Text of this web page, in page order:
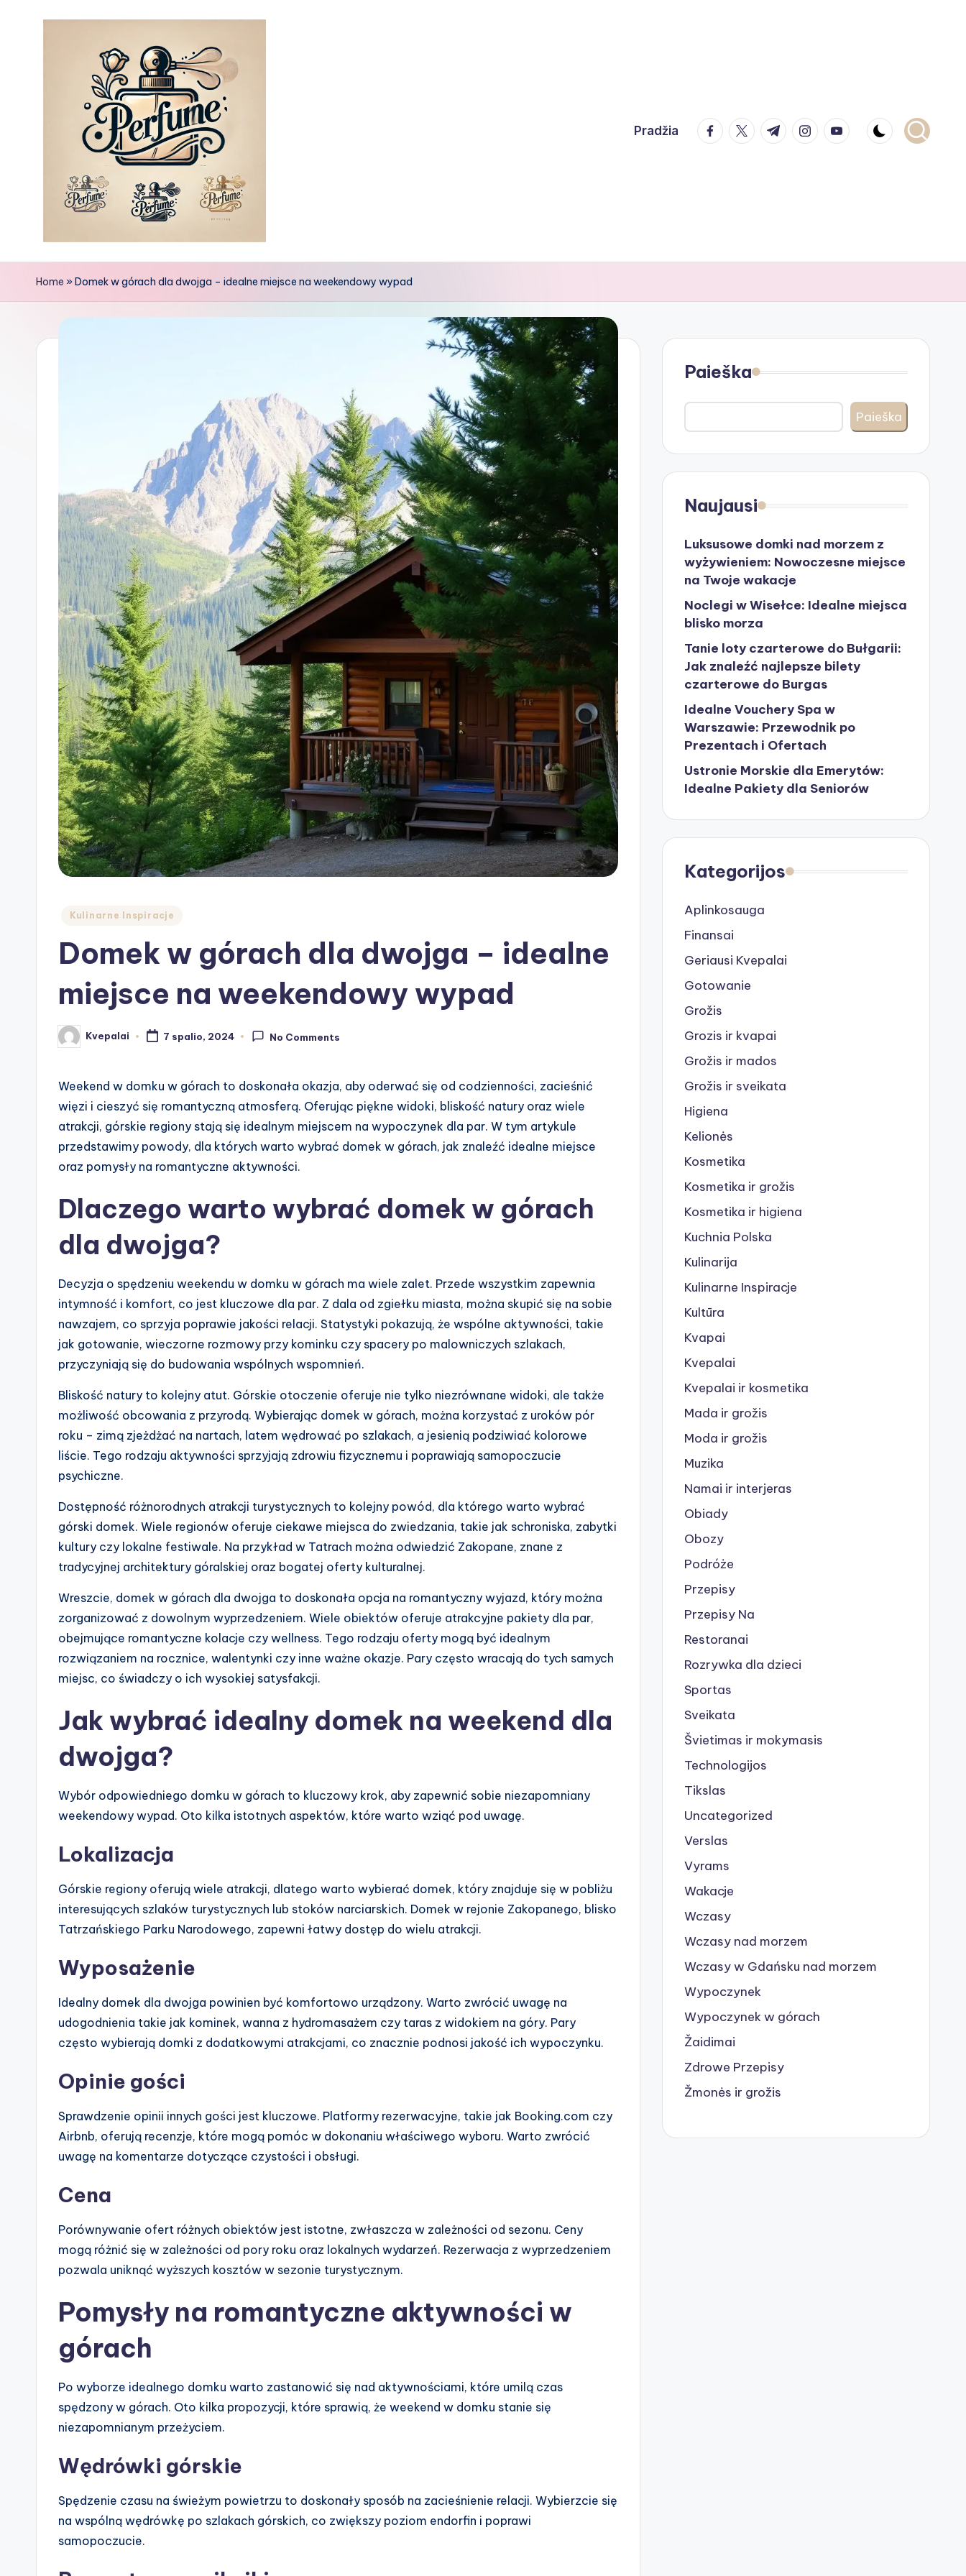
Pradžia facebook.com
twitter.com
t.me instagram.com
youtube.com
Home »Domek w górach dla dwojga – idealne miejsce na weekendowy wypad
Posted
Kulinarne Inspiracje
Domek w górach dla dwojga – idealne
miejsce na weekendowy wypad
Posted
by
Kvepalai 7 spalio, 2024 No Comments
Weekend w domku w górach to doskonała okazja, aby oderwać się od codzienności, zacieśnić
więzi i cieszyć się romantyczną atmosferą. Oferując piękne widoki, bliskość natury oraz wiele
atrakcji, górskie regiony stają się idealnym miejscem na wypoczynek dla par. W tym artykule
przedstawimy powody, dla których warto wybrać domek w górach, jak znaleźć idealne miejsce
oraz pomysły na romantyczne aktywności.
Dlaczego warto wybrać domek w górach
dla dwojga?
Decyzja o spędzeniu weekendu w domku w górach ma wiele zalet. Przede wszystkim zapewnia
intymność i komfort, co jest kluczowe dla par. Z dala od zgiełku miasta, można skupić się na sobie
nawzajem, co sprzyja poprawie jakości relacji. Statystyki pokazują, że wspólne aktywności, takie
jak gotowanie, wieczorne rozmowy przy kominku czy spacery po malowniczych szlakach,
przyczyniają się do budowania wspólnych wspomnień.
Bliskość natury to kolejny atut. Górskie otoczenie oferuje nie tylko niezrównane widoki, ale także
możliwość obcowania z przyrodą. Wybierając domek w górach, można korzystać z uroków pór
roku – zimą zjeżdżać na nartach, latem wędrować po szlakach, a jesienią podziwiać kolorowe
liście. Tego rodzaju aktywności sprzyjają zdrowiu fizycznemu i poprawiają samopoczucie
psychiczne.
Dostępność różnorodnych atrakcji turystycznych to kolejny powód, dla którego warto wybrać
górski domek. Wiele regionów oferuje ciekawe miejsca do zwiedzania, takie jak schroniska, zabytki
kultury czy lokalne festiwale. Na przykład w Tatrach można odwiedzić Zakopane, znane z
tradycyjnej architektury góralskiej oraz bogatej oferty kulturalnej.
Wreszcie, domek w górach dla dwojga to doskonała opcja na romantyczny wyjazd, który można
zorganizować z dowolnym wyprzedzeniem. Wiele obiektów oferuje atrakcyjne pakiety dla par,
obejmujące romantyczne kolacje czy wellness. Tego rodzaju oferty mogą być idealnym
rozwiązaniem na rocznice, walentynki czy inne ważne okazje. Pary często wracają do tych samych
miejsc, co świadczy o ich wysokiej satysfakcji.
Jak wybrać idealny domek na weekend dla
dwojga?
Wybór odpowiedniego domku w górach to kluczowy krok, aby zapewnić sobie niezapomniany
weekendowy wypad. Oto kilka istotnych aspektów, które warto wziąć pod uwagę.
Lokalizacja
Górskie regiony oferują wiele atrakcji, dlatego warto wybierać domek, który znajduje się w pobliżu
interesujących szlaków turystycznych lub stoków narciarskich. Domek w rejonie Zakopanego, blisko
Tatrzańskiego Parku Narodowego, zapewni łatwy dostęp do wielu atrakcji.
Wyposażenie
Idealny domek dla dwojga powinien być komfortowo urządzony. Warto zwrócić uwagę na
udogodnienia takie jak kominek, wanna z hydromasażem czy taras z widokiem na góry. Pary
często wybierają domki z dodatkowymi atrakcjami, co znacznie podnosi jakość ich wypoczynku.
Opinie gości
Sprawdzenie opinii innych gości jest kluczowe. Platformy rezerwacyjne, takie jak Booking.com czy
Airbnb, oferują recenzje, które mogą pomóc w dokonaniu właściwego wyboru. Warto zwrócić
uwagę na komentarze dotyczące czystości i obsługi.
Cena
Porównywanie ofert różnych obiektów jest istotne, zwłaszcza w zależności od sezonu. Ceny
mogą różnić się w zależności od pory roku oraz lokalnych wydarzeń. Rezerwacja z wyprzedzeniem
pozwala uniknąć wyższych kosztów w sezonie turystycznym.
Pomysły na romantyczne aktywności w
górach
Po wyborze idealnego domku warto zastanowić się nad aktywnościami, które umilą czas
spędzony w górach. Oto kilka propozycji, które sprawią, że weekend w domku stanie się
niezapomnianym przeżyciem.
Wędrówki górskie
Spędzenie czasu na świeżym powietrzu to doskonały sposób na zacieśnienie relacji. Wybierzcie się
na wspólną wędrówkę po szlakach górskich, co zwiększy poziom endorfin i poprawi
samopoczucie.
Paieška
Paieška
Naujausi
Luksusowe domki nad morzem z
wyżywieniem: Nowoczesne miejsce
na Twoje wakacje
Noclegi w Wisełce: Idealne miejsca
blisko morza
Tanie loty czarterowe do Bułgarii:
Jak znaleźć najlepsze bilety
czarterowe do Burgas
Idealne Vouchery Spa w
Warszawie: Przewodnik po
Prezentach i Ofertach
Ustronie Morskie dla Emerytów:
Idealne Pakiety dla Seniorów
Kategorijos
Aplinkosauga
Finansai
Geriausi Kvepalai
Gotowanie
Grožis
Grozis ir kvapai
Grožis ir mados
Grožis ir sveikata
Higiena
Kelionės
Kosmetika
Kosmetika ir grožis
Kosmetika ir higiena
Kuchnia Polska
Kulinarija
Kulinarne Inspiracje
Kultūra
Kvapai
Kvepalai
Kvepalai ir kosmetika
Mada ir grožis
Moda ir grožis
Muzika
Namai ir interjeras
Obiady
Obozy
Podróże
Przepisy
Przepisy Na
Restoranai
Rozrywka dla dzieci
Sportas
Sveikata
Švietimas ir mokymasis
Technologijos
Tikslas
Uncategorized
Verslas
Vyrams
Wakacje
Wczasy
Wczasy nad morzem
Wczasy w Gdańsku nad morzem
Wypoczynek
Wypoczynek w górach
Žaidimai
Zdrowe Przepisy
Žmonės ir grožis